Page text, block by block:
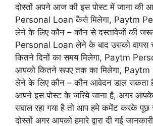
दोस्तों अपने आज की इस पोस्ट में जाना की
Personal Loan कैसे मिलेगा, Paytm
लेने के लिए कौन – कौन से दस्तावेजों की
Personal Loan लेने के बाद उसको वापस
कितने दिनों का समय मिलेगा, Paytm
आपको कितने रूपए तक का मिलेगा,
लेने के लिए कौन – कौन आवेदन डाल
आपने इस पोस्ट के जरिये जाना है, अगर
सवाल रहा गया है तो आप हमे कमेंट करके
दोस्तों अगर आपको हमारे द्वारा दी गई